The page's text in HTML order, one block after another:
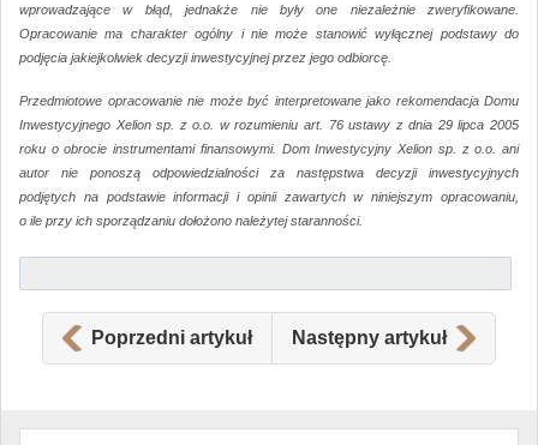
wprowadzające w błąd, jednakże nie były one niezależnie zweryfikowane.
Opracowanie ma charakter ogólny i nie może stanowić wyłącznej podstawy do
podjęcia jakiejkolwiek decyzji inwestycyjnej przez jego odbiorcę.
Przedmiotowe opracowanie nie może być interpretowane jako rekomendacja Domu
Inwestycyjnego Xelion sp. z o.o. w rozumieniu art. 76 ustawy z dnia 29 lipca 2005
roku o obrocie instrumentami finansowymi. Dom Inwestycyjny Xelion sp. z o.o. ani
autor nie ponoszą odpowiedzialności za następstwa decyzji inwestycyjnych
podjętych na podstawie informacji i opinii zawartych w niniejszym opracowaniu,
o ile przy ich sporządzaniu dołożono należytej staranności.
Poprzedni artykuł Następny artykuł